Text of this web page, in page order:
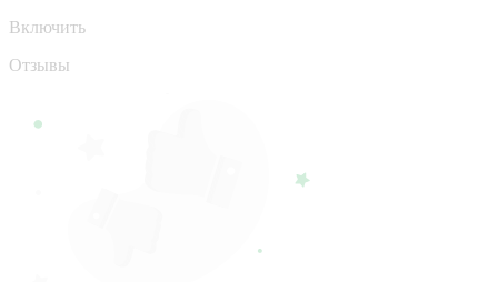
Включить
Отзывы